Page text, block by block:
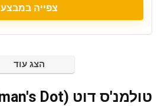
צפייה במבצע
הצג עוד